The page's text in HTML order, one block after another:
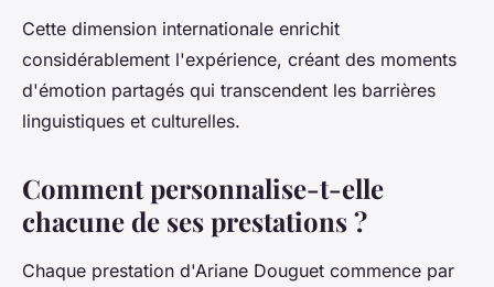
Cette dimension internationale enrichit
considérablement l'expérience, créant des moments
d'émotion partagés qui transcendent les barrières
linguistiques et culturelles.
Comment personnalise-t-elle
chacune de ses prestations ?
Chaque prestation d'Ariane Douguet commence par